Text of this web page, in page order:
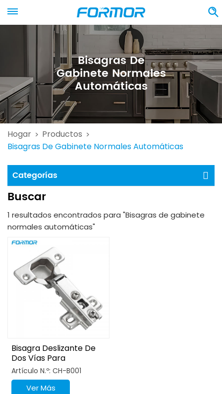
Bisagras De
Gabinete Normales
Automáticas
Hogar > Productos >
Bisagras De Gabinete Normales Automáticas
Categorías
Buscar
1 resultados encontrados para "Bisagras de gabinete
normales automáticas"
Bisagra Deslizante De
Dos Vías Para
Gabinete, 2 Orificios,
Acabado Niquelado
Artículo N.º: CH-B001
Ver Más